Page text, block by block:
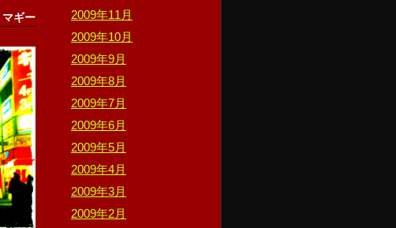
マギー
2009年11月
2009年10月
2009年9月
2009年8月
2009年7月
2009年6月
2009年5月
2009年4月
2009年3月
2009年2月